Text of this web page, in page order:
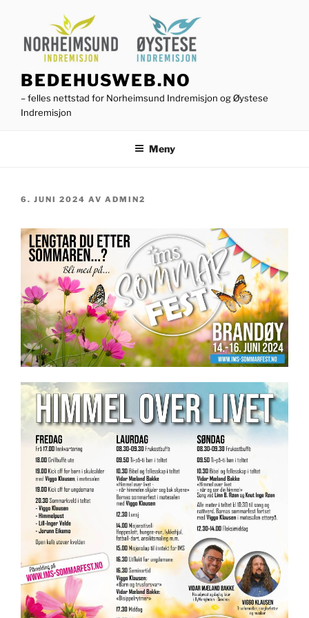
innhold
BEDEHUSWEB.NO
– felles nettstad for Norheimsund Indremisjon og Øystese
Indremisjon
Meny
PUBLISERT
6. JUNI 2024 AV ADMIN2